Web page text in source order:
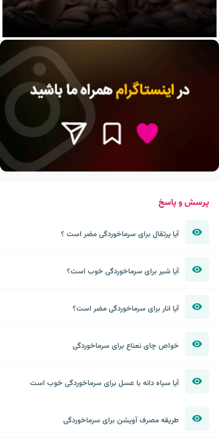
پرسش و پاسخ
آیا پرتقال برای سرماخوردگی مضر است ؟
آیا شیر برای سرماخوردگی خوب است؟
آیا انار برای سرماخوردگی مضر است؟
خواص چای نعناع برای سرماخوردگی
آیا سیاه دانه با عسل برای سرماخوردگی خوب است
طریقه مصرف آویشن برای سرماخوردگی